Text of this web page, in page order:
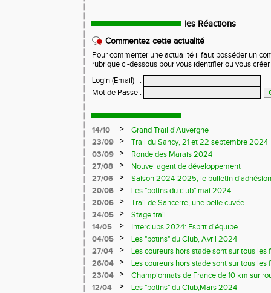
les Réactions
Commentez cette actualité
Pour commenter une actualité il faut posséder un
rubrique ci-dessous pour vous identifier ou vous
Login (Email)
:
Mot de Passe :
14/10 >
Grand Trail d'Auvergne
23/09
>
Trail du Sancy, 21 et 22 septembre 2024
03/09
>
Ronde des Marais 2024
27/08
>
Nouvel agent de développement
27/06
>
Saison 2024-2025, le bulletin
20/06
>
Les "potins du club" mai 2024
20/06
>
Trail de Sancerre, une belle cuvée
24/05
>
Stage trail
14/05
>
Interclubs 2024: Esprit d'équipe
04/05
>
Les "potins" du Club, Avril 2024
27/04
>
Les coureurs hors stade sont sur tous les
26/04
>
Les coureurs hors stade sont sur tous les
23/04
>
Championnats de France de 10 km sur
12/04
>
Les "potins" du Club,Mars 2024